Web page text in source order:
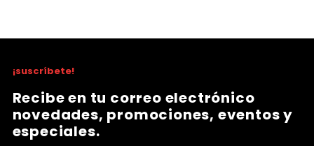
¡suscríbete!
Recibe en tu correo electrónico
novedades, promociones, eventos y
especiales.